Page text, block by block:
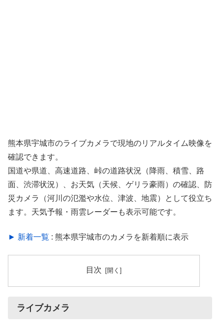
熊本県宇城市のライブカメラで現地のリアルタイム映像を
確認できます。
国道や県道、高速道路、峠の道路状況（降雨、積雪、路
面、渋滞状況）、お天気（天候、ゲリラ豪雨）の確認、防
災カメラ（河川の氾濫や水位、津波、地震）として役立ち
ます。天気予報・雨雲レーダーも表示可能です。
► 新着一覧 : 熊本県宇城市のカメラを新着順に表示
目次
ライブカメラ